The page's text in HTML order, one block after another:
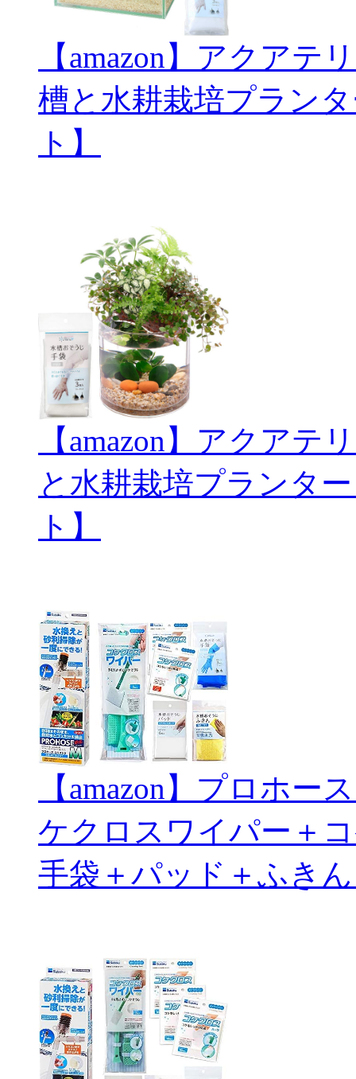
【amazon】アクアテ
槽と水耕栽培プラン
ト】
【amazon】アクアテ
と水耕栽培プランタ
ト】
【amazon】プロホ
ケクロスワイパー＋
手袋＋パッド＋ふき